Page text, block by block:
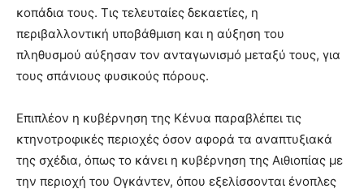
κοπάδια τους. Τις τελευταίες δεκαετίες, η
περιβαλλοντική υποβάθμιση και η αύξηση του
πληθυσμού αύξησαν τον ανταγωνισμό μεταξύ τους, για
τους σπάνιους φυσικούς πόρους.
Επιπλέον η κυβέρνηση της Κένυα παραβλέπει τις
κτηνοτροφικές περιοχές όσον αφορά τα αναπτυξιακά
της σχέδια, όπως το κάνει η κυβέρνηση της Αιθιοπίας με
την περιοχή του Ογκάντεν, όπου εξελίσσονται ένοπλες